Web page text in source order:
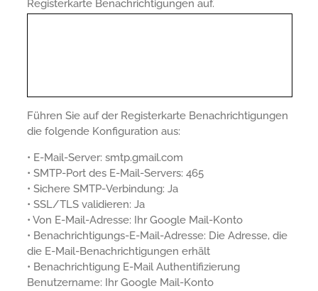
Registerkarte Benachrichtigungen auf.
Führen Sie auf der Registerkarte Benachrichtigungen
die folgende Konfiguration aus:
• E-Mail-Server: smtp.gmail.com
• SMTP-Port des E-Mail-Servers: 465
• Sichere SMTP-Verbindung: Ja
• SSL/TLS validieren: Ja
• Von E-Mail-Adresse: Ihr Google Mail-Konto
• Benachrichtigungs-E-Mail-Adresse: Die Adresse, die
die E-Mail-Benachrichtigungen erhält
• Benachrichtigung E-Mail Authentifizierung
Benutzername: Ihr Google Mail-Konto